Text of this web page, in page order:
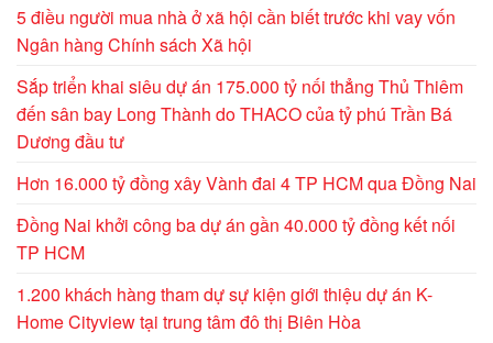
5 điều người mua nhà ở xã hội cần biết trước khi vay vốn
Ngân hàng Chính sách Xã hội
Sắp triển khai siêu dự án 175.000 tỷ nối thẳng Thủ Thiêm
đến sân bay Long Thành do THACO của tỷ phú Trần Bá
Dương đầu tư
Hơn 16.000 tỷ đồng xây Vành đai 4 TP HCM qua Đồng Nai
Đồng Nai khởi công ba dự án gần 40.000 tỷ đồng kết nối
TP HCM
1.200 khách hàng tham dự sự kiện giới thiệu dự án K-
Home Cityview tại trung tâm đô thị Biên Hòa